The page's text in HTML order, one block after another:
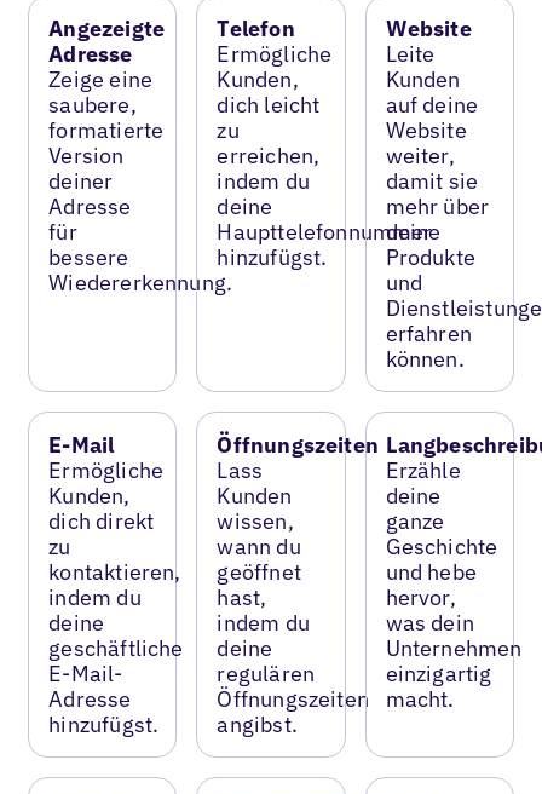
Angezeigte
Adresse
Zeige eine
saubere,
formatierte
Version
deiner
Adresse
für
bessere
Wiedererkennung.
Telefon
Ermögliche
Kunden,
dich leicht
zu
erreichen,
indem du
deine
Haupttelefonnummer
hinzufügst.
Website
Leite
Kunden
auf deine
Website
weiter,
damit sie
mehr über
deine
Produkte
und
erfahren
können.
E-Mail
Ermögliche
Kunden,
dich direkt
zu
kontaktieren,
indem du
deine
geschäftliche
E-Mail-
Adresse
hinzufügst.
Öffnungszeiten
Lass
Kunden
wissen,
wann du
geöffnet
hast,
indem du
deine
regulären
Öffnungszeiten
angibst.
Erzähle
deine
ganze
Geschichte
und hebe
hervor,
was dein
Unternehmen
einzigartig
macht.